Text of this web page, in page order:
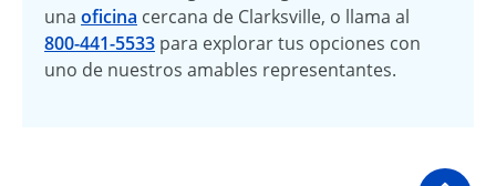
una oficina cercana de Clarksville, o llama al
800-441-5533 para explorar tus opciones con
uno de nuestros amables representantes.